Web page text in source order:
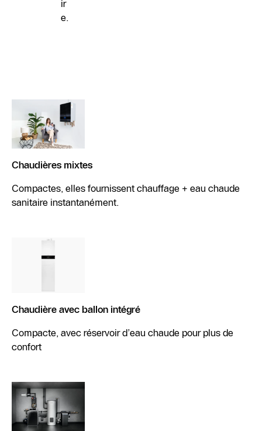
ir
e.
Chaudières mixtes
Compactes, elles fournissent chauffage + eau chaude
sanitaire instantanément.
Chaudière avec ballon intégré
Compacte, avec réservoir d’eau chaude pour plus de
confort